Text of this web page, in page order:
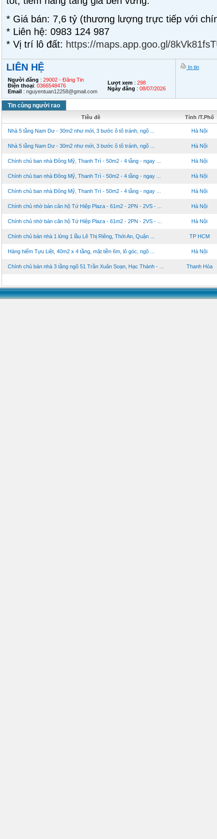
* Giá bán: 7,6 tỷ (thương lượng trực tiếp với
* Liên hệ: 0983 124 987
* Vị trí lô đất: https://maps.app.goo.gl/
LIÊN HỆ
Người đăng : 29002 - Đăng Tin
Điện thoại: 0366548476
Email : nguyentuan12258@gmail.com
Lượt xem : 298
Ngày đăng : 08/07/2026
In tin
Tin cùng người rao
Tiêu đề Tỉnh /T.Phố
Nhà 5 tầng Nam Dư - 30m2 như mới, 3 bước ô tô tránh, ngõ ... Hà Nội
Nhà 5 tầng Nam Dư - 30m2 như mới, 3 bước ô tô tránh, ngõ ... Hà Nội
Chính chủ ban nhà Đông Mỹ, Thanh Trì - 50m2 - 4 tầng - ngay ... Hà Nội
Chính chủ ban nhà Đông Mỹ, Thanh Trì - 50m2 - 4 tầng - ngay ... Hà Nội
Chính chủ ban nhà Đông Mỹ, Thanh Trì - 50m2 - 4 tầng - ngay ... Hà Nội
Chính chủ nhờ bán căn hộ Tứ Hiệp Plaza - 61m2 - 2PN - 2VS - ... Hà Nội
Chính chủ nhờ bán căn hộ Tứ Hiệp Plaza - 61m2 - 2PN - 2VS - ... Hà Nội
Chính chủ bán nhà 1 lửng 1 lầu Lê Thị Riêng, Thới An, Quận ... TP HCM
Hàng hiếm Tựu Liệt, 40m2 x 4 tầng, mặt tiền 6m, lô góc, ngõ ... Hà Nội
Chính chủ bán nhà 3 tầng ngõ 51 Trần Xuân Soạn, Hạc Thành - ... Thanh Hóa